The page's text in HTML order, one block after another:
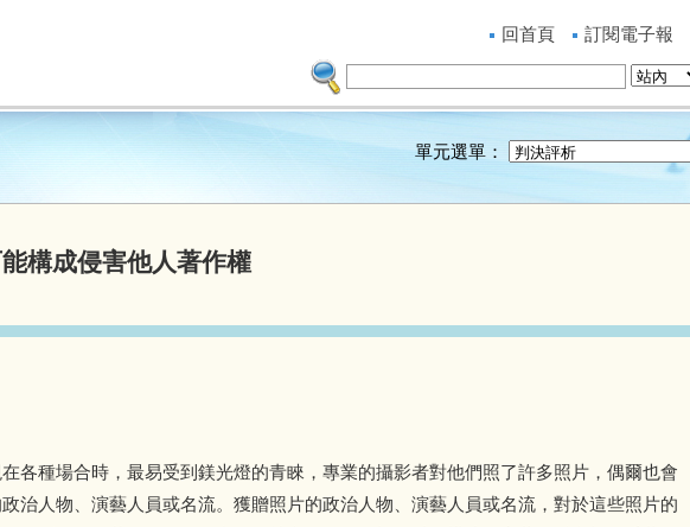
回首頁 訂閱電子報
單元選單：
構成侵害他人著作權
各種場合時，最易受到鎂光燈的青睞，專業的攝影者對他們照了許多照片，偶爾也會
治人物、演藝人員或名流。獲贈照片的政治人物、演藝人員或名流，對於這些照片的